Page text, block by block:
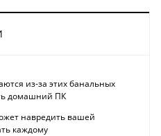
из-за этих банальных
домашний ПК
навредить вашей
каждому